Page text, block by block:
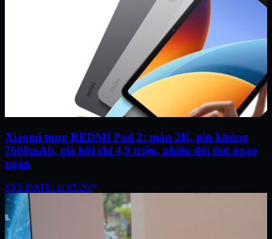
Xiaomi tung REDMI Pad 2: màn 2K, pin khủng
7600mAh, giá hời chỉ 4,9 triệu, nhiều đối thủ ngao
ngán
SYS.DATE: 11.05.2026